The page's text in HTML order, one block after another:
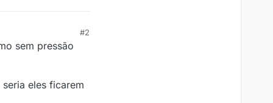
#2
sem pressão
eles ficarem